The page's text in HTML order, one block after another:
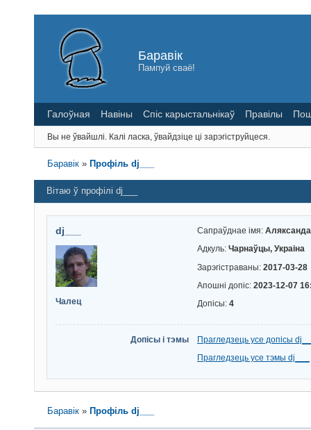
Баравік
Пампуй сваё!
Галоўная Навіны Спіс карыстальнікаў Правілы
Вы не ўвайшлі. Калі ласка, ўвайдзіце ці зарэгіструйцеся.
Баравік » Профіль dj___
Вітаю ў профілі dj___
dj___
Чалец
Сапраўднае імя:
Адкуль: Чарнаўцы, Украіна
Зарэгістраваны: 2017-03-28
Апошні допіс: 2023-12-07
Допісы: 4
Допісы і тэмы
Прагледзець усе допісы
Прагледзець усе тэмы dj___
Баравік » Профіль dj___